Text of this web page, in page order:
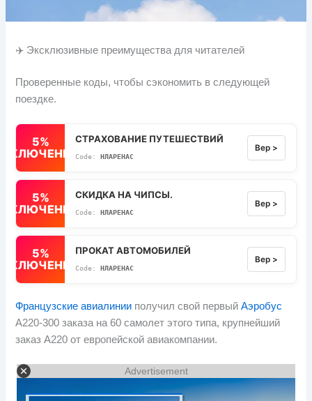
✈️ Эксклюзивные преимущества для читателей
Проверенные коды, чтобы сэкономить в следующей
поездке.
5%
СТРАХОВАНИЕ ПУТЕШЕСТВИЙ
НЛАРЕНАС
Вер >
5%
СКИДКА НА ЧИПСЫ.
НЛАРЕНАС
Вер >
5%
ПРОКАТ АВТОМОБИЛЕЙ
НЛАРЕНАС
Вер >
Французские авиалинии получил свой первыйАэробус
А220-300 заказа на 60 самолет этого типа, крупнейший
заказ A220 от европейской авиакомпании.
Advertisement